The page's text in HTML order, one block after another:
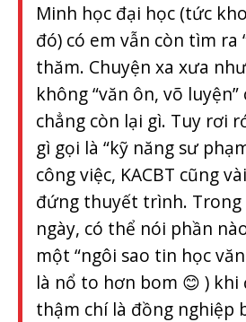
Minh học đại học (tức
đó) có em vẫn còn tìm ra
thăm. Chuyện xa xưa
không “văn ôn, võ
chẳng còn lại gì. Tuy rơi
gì gọi là “kỹ năng sư
công việc, KACBT cũng
đứng thuyết trình. Trong
ngày, có thể nói phần
một “ngôi sao tin học
là nổ to hơn bom 😊 ) khi
thậm chí là đồng nghiệp